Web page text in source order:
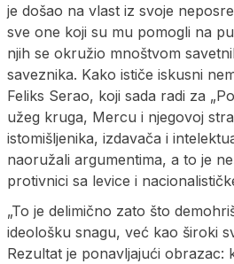
je došao na vlast iz svoje
sve one koji su mu pomogli na
njih se okružio mnoštvom
saveznika. Kako ističe iskusni
Feliks Serao, koji sada radi za
užeg kruga, Mercu i njegovoj
istomišljenika, izdavača i
naoružali argumentima, a to je
protivnici sa levice i
„To je delimično zato što
ideološku snagu, već kao široki
Rezultat je ponavljajući obrazac: